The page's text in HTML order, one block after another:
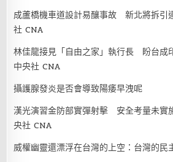
成蘆橋機車道設計易釀事故 新北將拆引
社 CNA
林佳龍接見「自由之家」執行長 盼台成
中央社 CNA
攝護腺發炎是否會導致陽痿早洩呢
漢光演習金防部實彈射擊 安全考量未實
央社 CNA
威權幽靈還漂浮在台灣的上空：台灣的民